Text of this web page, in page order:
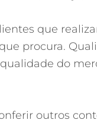
que
procura.
do
outros